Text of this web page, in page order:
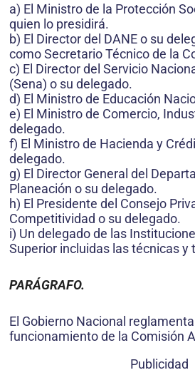
a) El Ministro de la Protección
quien lo presidirá.
b) El Director del DANE o su
como Secretario Técnico de la
c) El Director del Servicio
(Sena) o su delegado.
d) El Ministro de Educación
e) El Ministro de Comercio,
delegado.
f) El Ministro de Hacienda y
delegado.
g) El Director General del
Planeación o su delegado.
h) El Presidente del Consejo
Competitividad o su delegado.
i) Un delegado de las
Superior incluidas las técnicas y
PARÁGRAFO.
El Gobierno Nacional
funcionamiento de la Comisión
Publicidad